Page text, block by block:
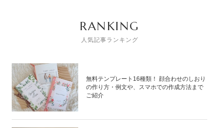
RANKING
人気記事ランキング
無料テンプレート16種類！ 顔合わせのしおり
の作り方・例文や、スマホでの作成方法まで
ご紹介